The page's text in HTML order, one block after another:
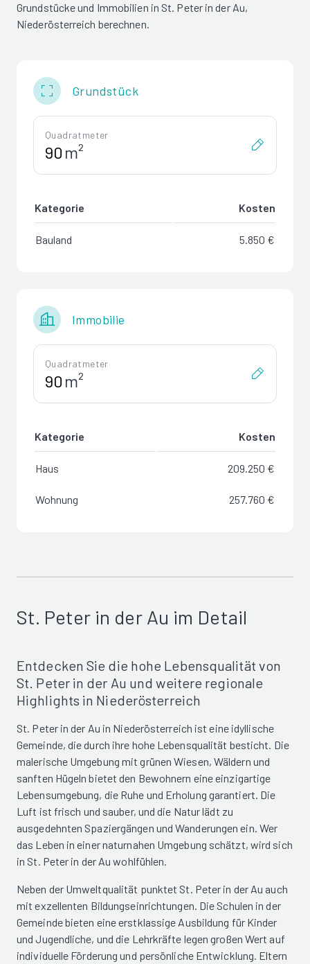
Grundstücke und Immobilien in St. Peter in der Au,
Niederösterreich berechnen.
Grundstück
Quadratmeter
m²
Kategorie Kosten
Bauland 5.850 €
Immobilie
Quadratmeter
m²
Kategorie Kosten
Haus 209.250 €
Wohnung 257.760 €
St. Peter in der Au im Detail
Entdecken Sie die hohe Lebensqualität von
St. Peter in der Au und weitere regionale
Highlights in Niederösterreich
St. Peter in der Au in Niederösterreich ist eine idyllische
Gemeinde, die durch ihre hohe Lebensqualität besticht. Die
malerische Umgebung mit grünen Wiesen, Wäldern und
sanften Hügeln bietet den Bewohnern eine einzigartige
Lebensumgebung, die Ruhe und Erholung garantiert. Die
Luft ist frisch und sauber, und die Natur lädt zu
ausgedehnten Spaziergängen und Wanderungen ein. Wer
das Leben in einer naturnahen Umgebung schätzt, wird sich
in St. Peter in der Au wohlfühlen.
Neben der Umweltqualität punktet St. Peter in der Au auch
mit exzellenten Bildungseinrichtungen. Die Schulen in der
Gemeinde bieten eine erstklassige Ausbildung für Kinder
und Jugendliche, und die Lehrkräfte legen großen Wert auf
individuelle Förderung und persönliche Entwicklung. Eltern